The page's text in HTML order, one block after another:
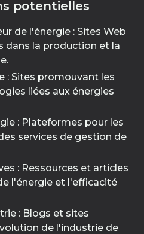
potentielles
de l'énergie : Sites Web
dans la production et la
: Sites promouvant les
liées aux énergies
: Plateformes pour les
services de gestion de
: Ressources et articles
l'énergie et l'efficacité
: Blogs et sites
de l'industrie de